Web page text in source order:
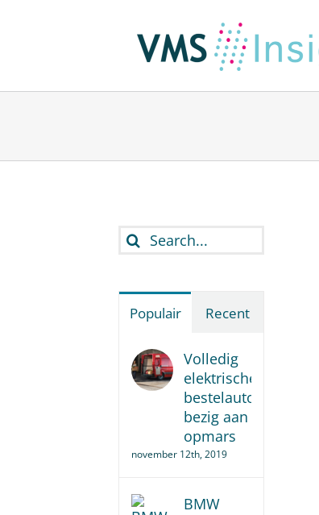
Search
for:
Populair Recent
Volledig
elektrische
bestelauto
bezig aan
opmars
november 12th, 2019
BMW